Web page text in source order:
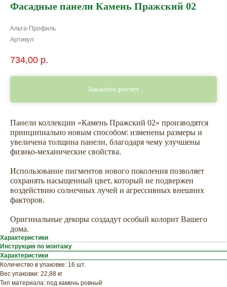
Фасадные панели Камень Пражский 02
Альта-Профиль
Артикул:
734,00 р.
Заказать расчет
Панели коллекции «Камень Пражский 02» производятся
принципиально новым способом: изменены размеры и
увеличена толщина панели, благодаря чему улучшены
физико-механические свойства.
Использование пигментов нового поколения позволяет
сохранять насыщенный цвет, который не подвержен
воздействию солнечных лучей и агрессивных внешних
факторов.
Оригинальные декоры создадут особый колорит Вашего
дома.
Характеристики
Инструкция по монтажу
Характеристики
Количество в упаковке: 16 шт.
Вес упаковки: 22,88 кг
Тип материала: под камень ровный
ХОТИТЕ
ПРИЦЕНИТЬСЯ?
Узнайте примерную
стоимость фасада
прямо сейчас